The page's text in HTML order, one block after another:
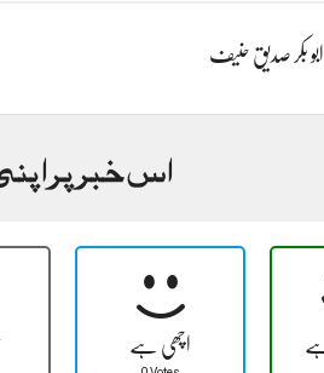
ابو بکر صدیق حنیف
اس خبر پر
اچھی ہے